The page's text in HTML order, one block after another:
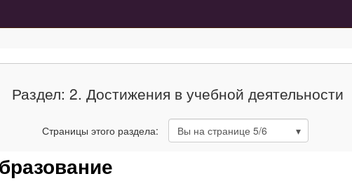
Раздел: 2. Достижения в учебной деятельности
Страницы этого раздела: Вы на странице 5/6